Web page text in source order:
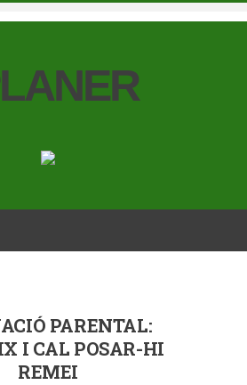
PARENTAL:
I CAL POSAR-HI
REMEI